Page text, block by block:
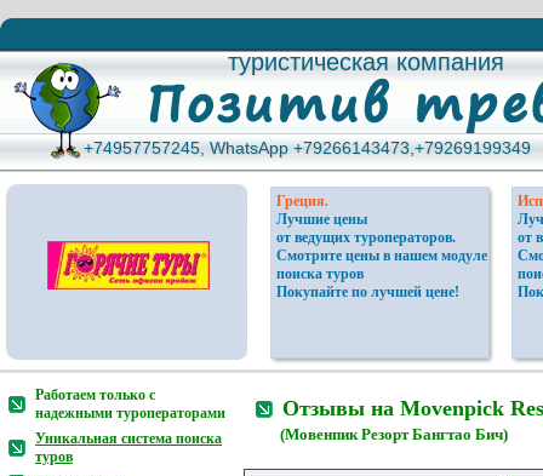
туристическая компания
туристическая компания
+74957757245, WhatsApp +79266143473,+79269199349
+74957757245, WhatsApp +79266143473,+79269199349
Греция.
Лучшие цены
от ведущих туроператоров.
Смотрите цены в нашем модуле
поиска туров
Покупайте по лучшей цене!
от
Работаем только с
надежными туроператорами
Уникальная система поиска
туров
Отзывы на Movenpick
(Мовенпик Резорт Бангтао Бич)